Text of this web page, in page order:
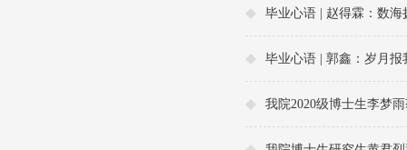
毕业心语 | 赵得霖：数海
毕业心语 | 郭鑫：岁月
我院2020级博士生李梦